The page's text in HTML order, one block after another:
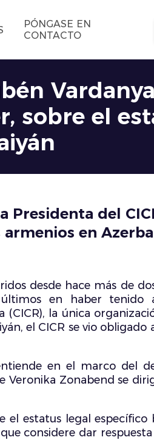
PÓNGASE EN
CONTACTO
sobre el
Presidenta del
en
desde hace más de
en haber tenido
la única
el CICR se vio obligado
en el marco del
Zonabend se
el estatus legal específico
considere dar respuesta